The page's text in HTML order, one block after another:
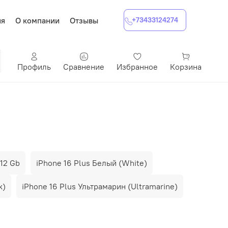
О компании Отзывы +73433124274
Профиль Сравнение Избранное Корзина
Gb iPhone 16 Plus Белый (White)
iPhone 16 Plus Ультрамарин (Ultramarine)